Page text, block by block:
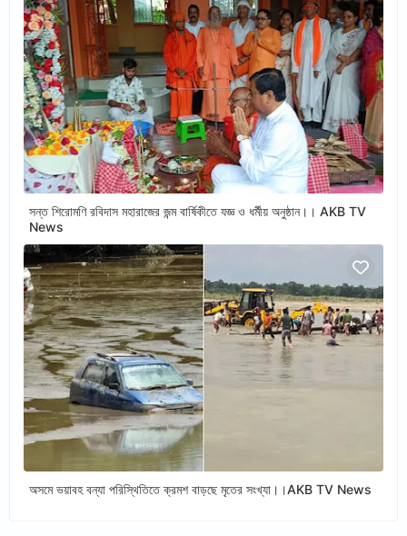
সন্ত শিরোমণি রবিদাস মহারাজের জন্ম বার্ষিকীতে যজ্ঞ ও ধর্মীয় অনুষ্ঠান।। AKB TV
News
অসমে ভয়াবহ বন্যা পরিস্থিতিতে ক্রমশ বাড়ছে মৃতের সংখ্যা।।AKB TV News